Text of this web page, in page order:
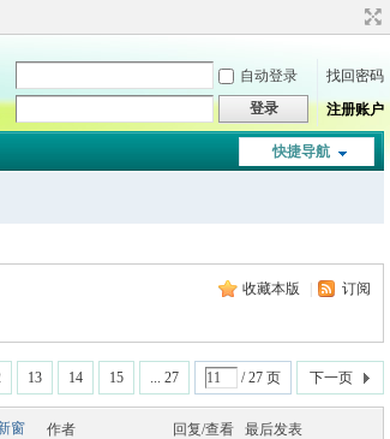
自动登录
找回密码
登录 注册账户
快捷导航
收藏本版 订阅
13 14 15 ... 27 / 27 页 下一页
窗 作者 回复/查看 最后发表